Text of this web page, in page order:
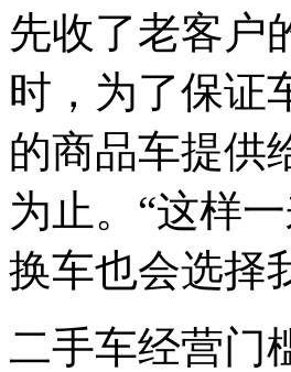
先收了老客户
时，为了保证
的商品车提供
为止。“这样
换车也会选择
二手车经营门